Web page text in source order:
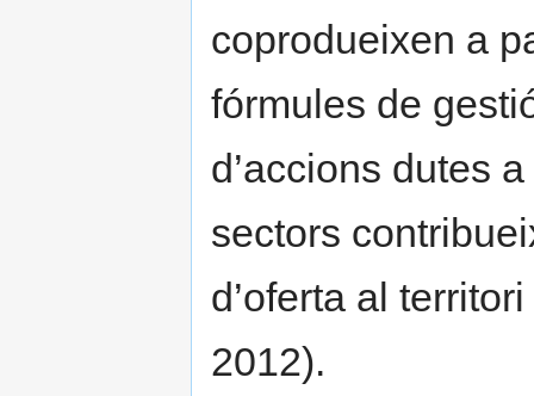
coprodueixen a
fórmules de
d’accions dutes
sectors
d’oferta al
2012).